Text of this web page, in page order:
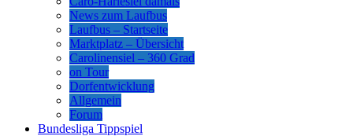
News zum Laufbus
Laufbus – Startseite
Marktplatz – Übersicht
Carolinensiel – 360 Grad
on Tour
Dorfentwicklung
Allgemein
Forum
Bundesliga Tippspiel